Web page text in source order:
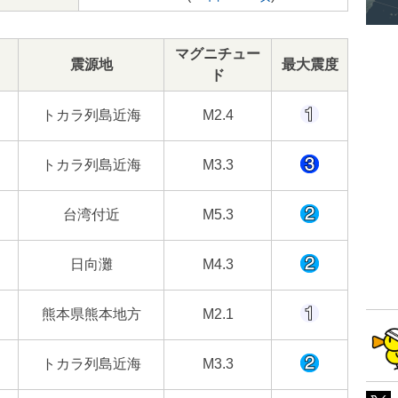
震源地
マグニチュー
ド
最大震度
トカラ列島近海 M2.4
トカラ列島近海 M3.3
台湾付近 M5.3
日向灘 M4.3
熊本県熊本地方 M2.1
トカラ列島近海 M3.3